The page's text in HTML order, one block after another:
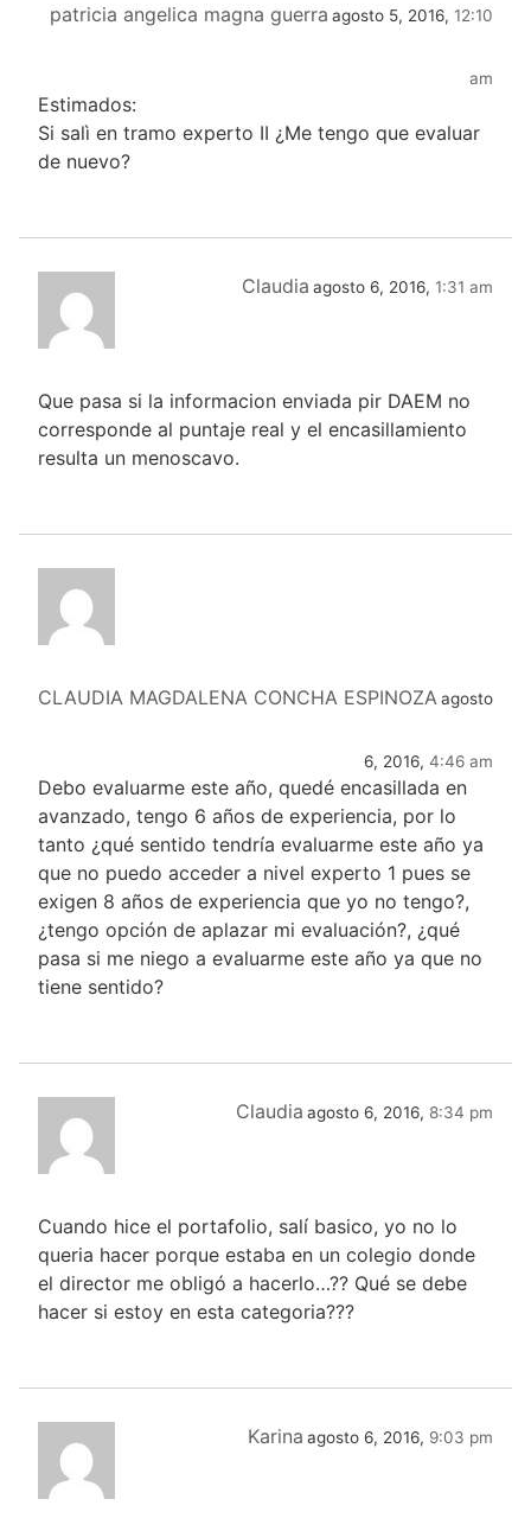
patricia angelica magna guerra agosto 5, 2016, 12:10
am
Estimados:
Si salì en tramo experto II ¿Me tengo que evaluar
de nuevo?
Claudia agosto 6, 2016, 1:31 am
Que pasa si la informacion enviada pir DAEM no
corresponde al puntaje real y el encasillamiento
resulta un menoscavo.
CLAUDIA MAGDALENA CONCHA ESPINOZAagosto
6, 2016, 4:46 am
Debo evaluarme este año, quedé encasillada en
avanzado, tengo 6 años de experiencia, por lo
tanto ¿qué sentido tendría evaluarme este año ya
que no puedo acceder a nivel experto 1 pues se
exigen 8 años de experiencia que yo no tengo?,
¿tengo opción de aplazar mi evaluación?, ¿qué
pasa si me niego a evaluarme este año ya que no
tiene sentido?
Claudia agosto 6, 2016, 8:34 pm
Cuando hice el portafolio, salí basico, yo no lo
queria hacer porque estaba en un colegio donde
el director me obligó a hacerlo…?? Qué se debe
hacer si estoy en esta categoria???
Karina agosto 6, 2016, 9:03 pm